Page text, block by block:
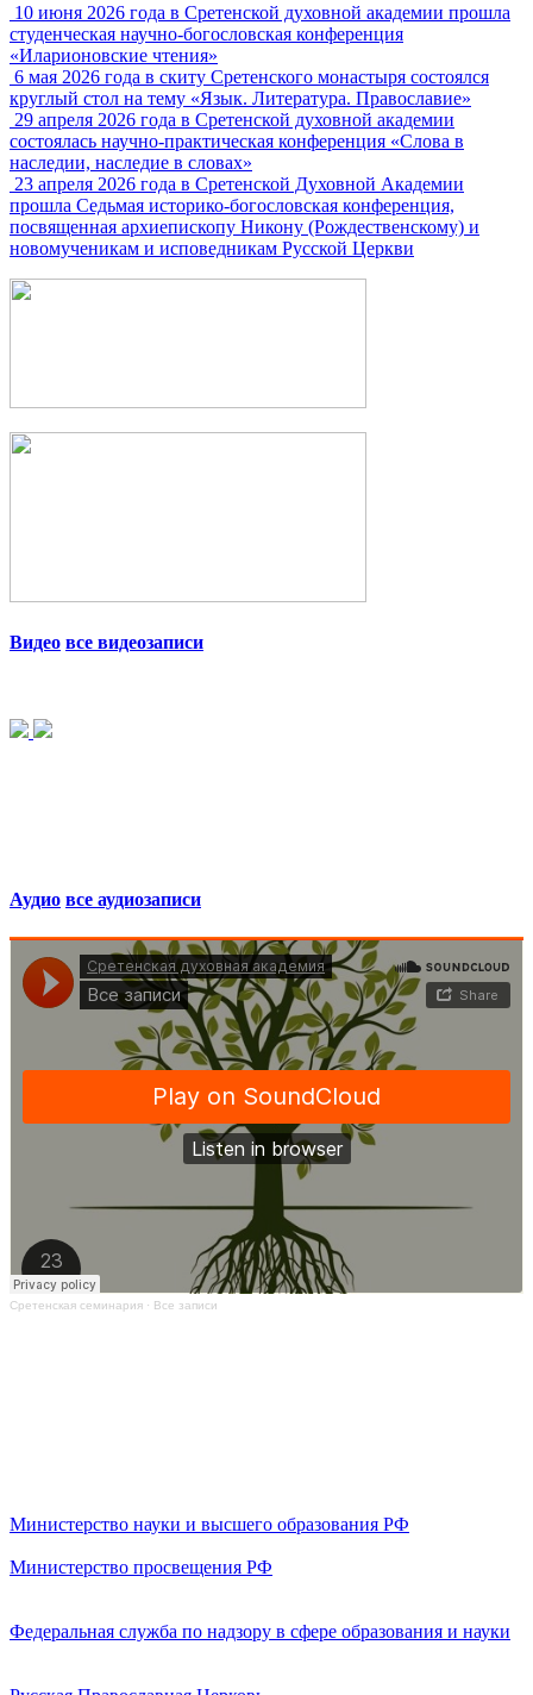
10 июня 2026 года в Сретенской духовной академии прошла
студенческая научно-богословская конференция
«Иларионовские чтения»
6 мая 2026 года в скиту Сретенского монастыря состоялся
круглый стол на тему «Язык. Литература. Православие»
29 апреля 2026 года в Сретенской духовной академии
состоялась научно-практическая конференция «Слова в
наследии, наследие в словах»
23 апреля 2026 года в Сретенской Духовной Академии
прошла Седьмая историко-богословская конференция,
посвященная архиепископу Никону (Рождественскому) и
новомученикам и исповедникам Русской Церкви
Видео все видеозаписи
Аудио все аудиозаписи
Сретенская семинария · Все записи
Министерство науки и высшего образования РФ
Министерство просвещения РФ
Федеральная служба по надзору в сфере образования и науки